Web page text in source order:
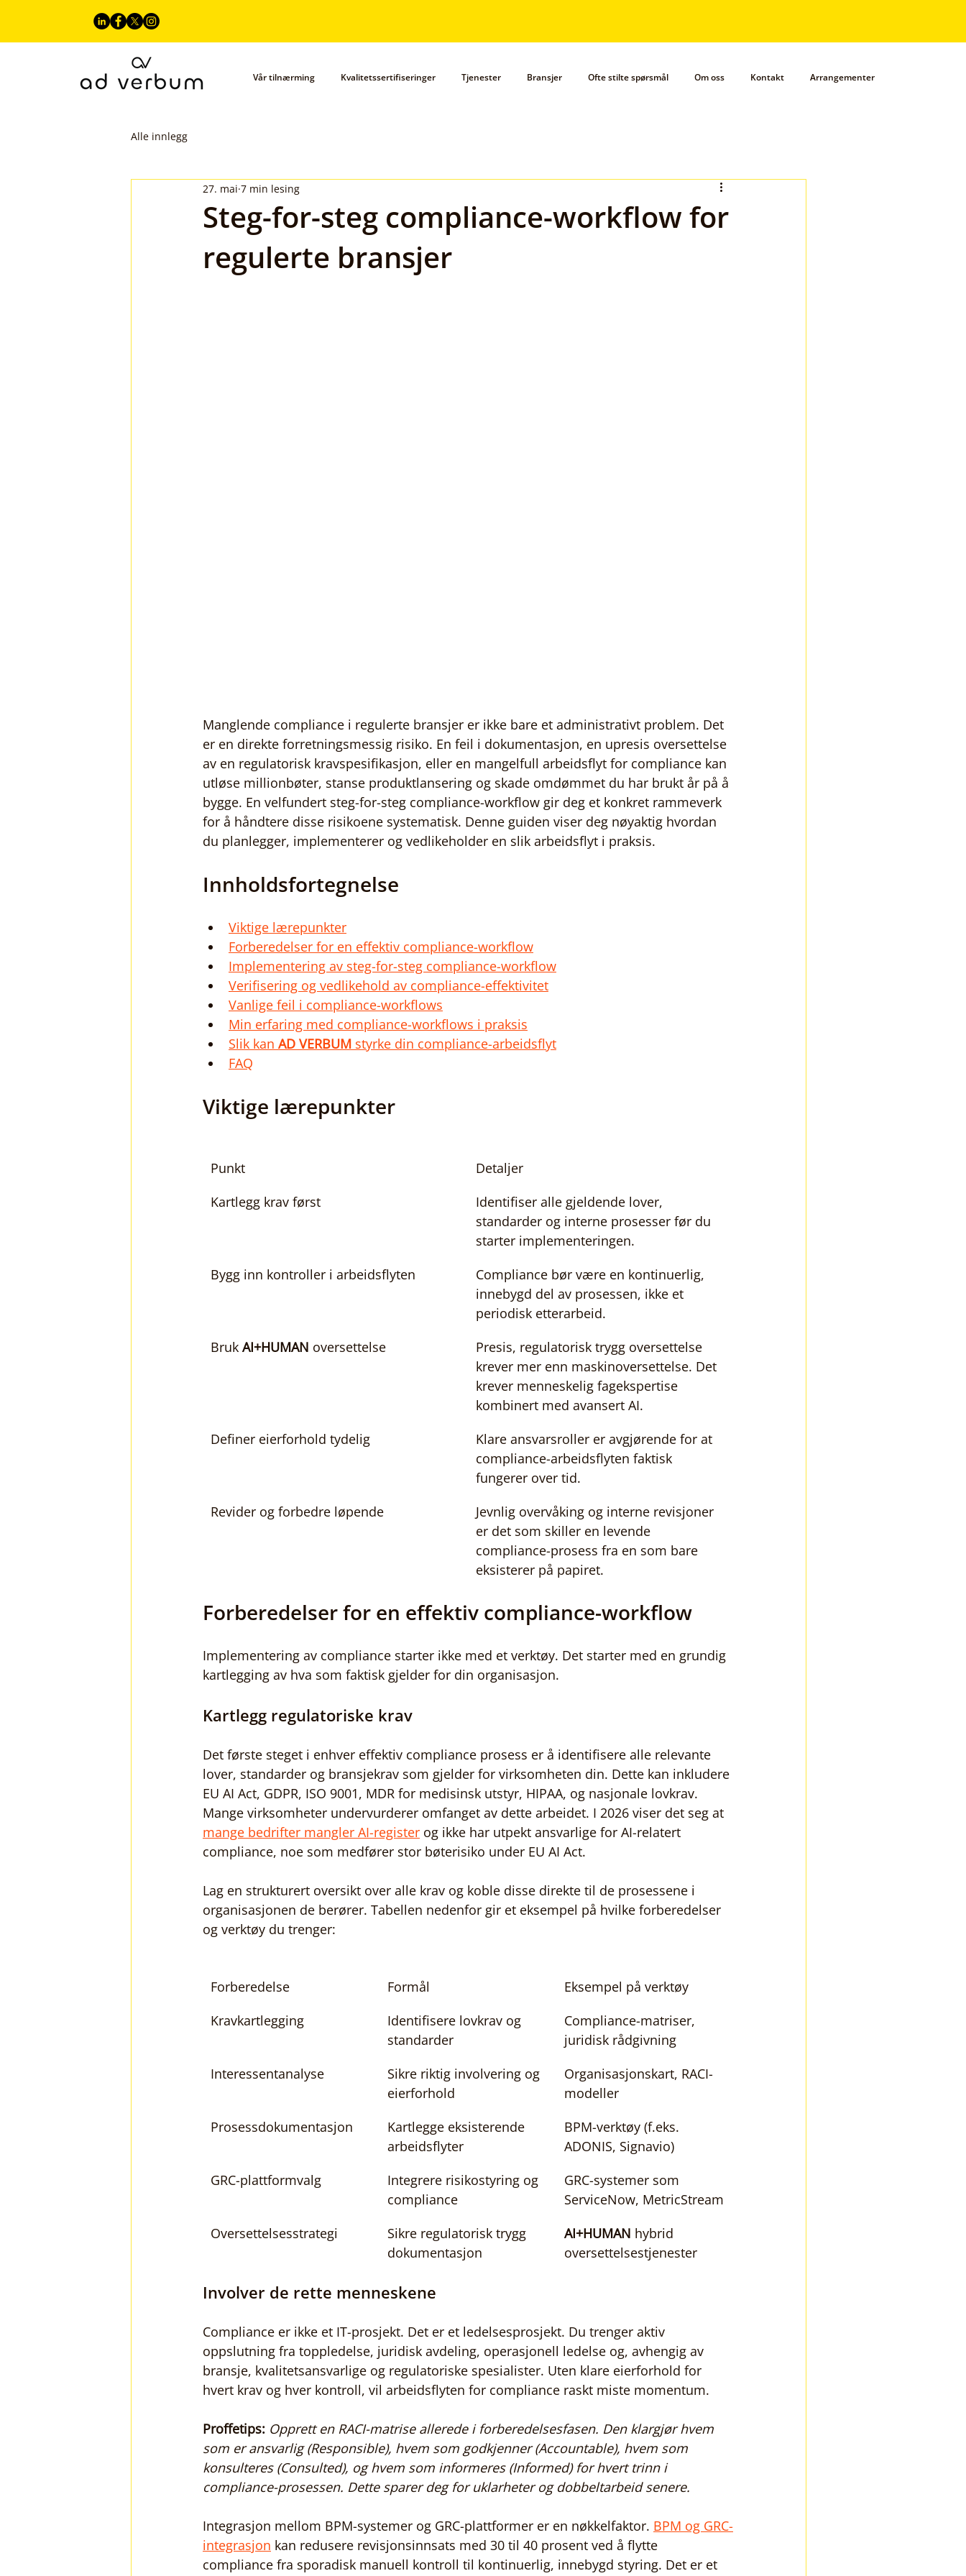
Vår tilnærming Kvalitetssertifiseringer Tjenester Bransjer Ofte stilte spørsmål Om oss Kontakt Arrangementer
Alle innlegg
Steg-for-steg compliance-workflow for
regulerte bransjer
27. mai 7 min lesing
Manglende compliance i regulerte bransjer er ikke bare et administrativt problem. Det
er en direkte forretningsmessig risiko. En feil i dokumentasjon, en upresis oversettelse
av en regulatorisk kravspesifikasjon, eller en mangelfull arbeidsflyt for compliance kan
utløse millionbøter, stanse produktlansering og skade omdømmet du har brukt år på å
bygge. En velfundert steg-for-steg compliance-workflow gir deg et konkret rammeverk
for å håndtere disse risikoene systematisk. Denne guiden viser deg nøyaktig hvordan
du planlegger, implementerer og vedlikeholder en slik arbeidsflyt i praksis.
Innholdsfortegnelse
Viktige lærepunkter
Forberedelser for en effektiv compliance-workflow
Implementering av steg-for-steg compliance-workflow
Verifisering og vedlikehold av compliance-effektivitet
Vanlige feil i compliance-workflows
Min erfaring med compliance-workflows i praksis
Slik kan AD VERBUM styrke din compliance-arbeidsflyt
FAQ
Viktige lærepunkter
Punkt
Detaljer
Kartlegg krav først
Identifiser alle gjeldende lover,
standarder og interne prosesser før du
starter implementeringen.
Bygg inn kontroller i arbeidsflyten
Compliance bør være en kontinuerlig,
innebygd del av prosessen, ikke et
periodisk etterarbeid.
Bruk AI+HUMAN oversettelse
Presis, regulatorisk trygg oversettelse
krever mer enn maskinoversettelse. Det
krever menneskelig fagekspertise
kombinert med avansert AI.
Definer eierforhold tydelig
Klare ansvarsroller er avgjørende for at
compliance-arbeidsflyten faktisk
fungerer over tid.
Revider og forbedre løpende
Jevnlig overvåking og interne revisjoner
er det som skiller en levende
compliance-prosess fra en som bare
eksisterer på papiret.
Forberedelser for en effektiv compliance-workflow
Implementering av compliance starter ikke med et verktøy. Det starter med en grundig
kartlegging av hva som faktisk gjelder for din organisasjon.
Kartlegg regulatoriske krav
Det første steget i enhver effektiv compliance prosess er å identifisere alle relevante
lover, standarder og bransjekrav som gjelder for virksomheten din. Dette kan inkludere
EU AI Act, GDPR, ISO 9001, MDR for medisinsk utstyr, HIPAA, og nasjonale lovkrav.
Mange virksomheter undervurderer omfanget av dette arbeidet. I 2026 viser det seg at
mange bedrifter mangler AI-register og ikke har utpekt ansvarlige for AI-relatert
compliance, noe som medfører stor bøterisiko under EU AI Act.
Lag en strukturert oversikt over alle krav og koble disse direkte til de prosessene i
organisasjonen de berører. Tabellen nedenfor gir et eksempel på hvilke forberedelser
og verktøy du trenger:
Forberedelse Formål
Eksempel på verktøy
Kravkartlegging
Identifisere lovkrav og
standarder
Compliance-matriser,
juridisk rådgivning
Interessentanalyse
Sikre riktig involvering og
eierforhold
Organisasjonskart, RACI-
modeller
Prosessdokumentasjon
Kartlegge eksisterende
arbeidsflyter
BPM-verktøy (f.eks.
ADONIS, Signavio)
GRC-plattformvalg
Integrere risikostyring og
compliance
GRC-systemer som
ServiceNow, MetricStream
Oversettelsesstrategi
Sikre regulatorisk trygg
dokumentasjon
AI+HUMAN hybrid
oversettelsestjenester
Involver de rette menneskene
Compliance er ikke et IT-prosjekt. Det er et ledelsesprosjekt. Du trenger aktiv
oppslutning fra toppledelse, juridisk avdeling, operasjonell ledelse og, avhengig av
bransje, kvalitetsansvarlige og regulatoriske spesialister. Uten klare eierforhold for
hvert krav og hver kontroll, vil arbeidsflyten for compliance raskt miste momentum.
Proffetips: Opprett en RACI-matrise allerede i forberedelsesfasen. Den klargjør hvem
som er ansvarlig (Responsible), hvem som godkjenner (Accountable), hvem som
konsulteres (Consulted), og hvem som informeres (Informed) for hvert trinn i
compliance-prosessen. Dette sparer deg for uklarheter og dobbeltarbeid senere.
Integrasjon mellom BPM-systemer og GRC-plattformer er en nøkkelfaktor. BPM og GRC-
integrasjon kan redusere revisjonsinnsats med 30 til 40 prosent ved å flytte
compliance fra sporadisk manuell kontroll til kontinuerlig, innebygd styring. Det er et